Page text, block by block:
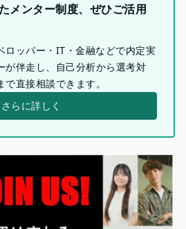
メンター制度、ぜひご活用
ロッパー・IT・金融などで内定実
が伴走し、自己分析から選考対
直接相談できます。
さらに詳しく